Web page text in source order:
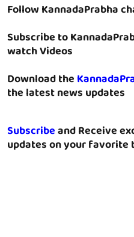
Follow KannadaPrabha
Subscribe to
watch Videos
Download the
the latest news updates
Subscribeand Receive
updates on your favorite